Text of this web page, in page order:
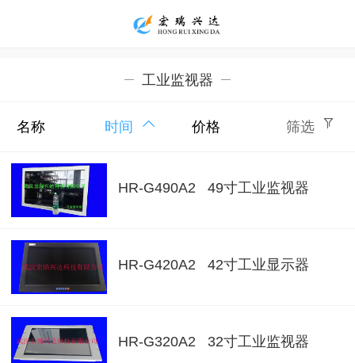
工业监视器
名称 时间 价格 筛选
HR-G490A2 49寸工业监视器
HR-G420A2 42寸工业显示器
HR-G320A2 32寸工业监视器